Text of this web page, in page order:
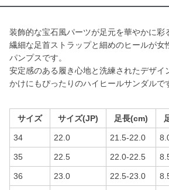
装飾的な宝石風パーツが足元を華やかに彩
繊細な足首ストラップと細めのヒールが女
パンプスです。
安定感のある履き心地と洗練されたデザイ
かけにもぴったりのハイヒールサンダルで
サイズ サイズ(JP) 足長(cm)
34 22.0 21.5-22.0
35 22.5 22.0-22.5
36 23.0 22.5-23.0